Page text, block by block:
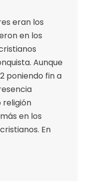
eran los
en los
Aunque
poniendo fin a
religión
en los
En